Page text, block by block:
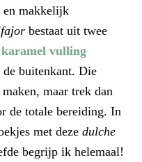
en makkelijk
bestaat uit twee
karamel vulling
de buitenkant. Die
maar trek dan
de totale bereiding. In
met deze dulche
begrijp ik helemaal!